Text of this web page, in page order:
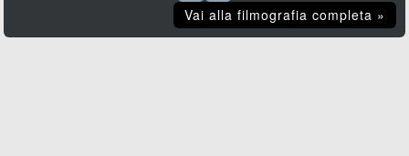
Vai alla filmografia completa »